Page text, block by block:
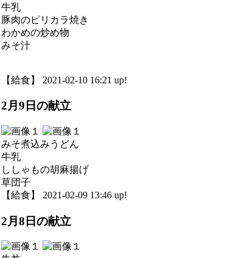
牛乳
豚肉のピリカラ焼き
わかめの炒め物
みそ汁
【給食】 2021-02-10 16:21 up!
2月9日の献立
みそ煮込みうどん
牛乳
ししゃもの胡麻揚げ
草団子
【給食】 2021-02-09 13:46 up!
2月8日の献立